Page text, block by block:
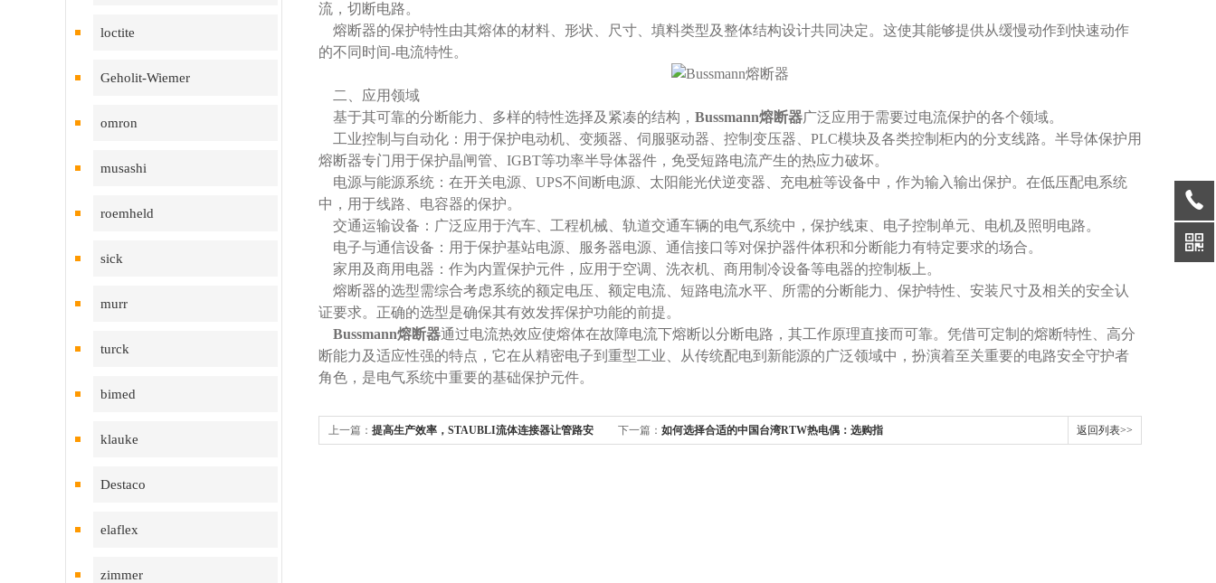
loctite
Geholit-Wiemer
omron
musashi
roemheld
sick
murr
turck
bimed
klauke
Destaco
elaflex
zimmer
流，切断电路。
熔断器的保护特性由其熔体的材料、形状、尺寸、填料类型及整体结构设计共同决定。这使其能够提供从缓慢动作到快速动作
的不同时间-电流特性。
二、应用领域
基于其可靠的分断能力、多样的特性选择及紧凑的结构， Bussmann熔断器广泛应用于需要过电流保护的各个领域。
工业控制与自动化：用于保护电动机、变频器、伺服驱动器、控制变压器、PLC模块及各类控制柜内的分支线路。半导体保护用
熔断器专门用于保护晶闸管、IGBT等功率半导体器件，免受短路电流产生的热应力破坏。
电源与能源系统：在开关电源、UPS不间断电源、太阳能光伏逆变器、充电桩等设备中，作为输入输出保护。在低压配电系统
中，用于线路、电容器的保护。
交通运输设备：广泛应用于汽车、工程机械、轨道交通车辆的电气系统中，保护线束、电子控制单元、电机及照明电路。
电子与通信设备：用于保护基站电源、服务器电源、通信接口等对保护器件体积和分断能力有特定要求的场合。
家用及商用电器：作为内置保护元件，应用于空调、洗衣机、商用制冷设备等电器的控制板上。
熔断器的选型需综合考虑系统的额定电压、额定电流、短路电流水平、所需的分断能力、保护特性、安装尺寸及相关的安全认
证要求。正确的选型是确保其有效发挥保护功能的前提。
Bussmann熔断器通过电流热效应使熔体在故障电流下熔断以分断电路，其工作原理直接而可靠。凭借可定制的熔断特性、高分
断能力及适应性强的特点，它在从精密电子到重型工业、从传统配电到新能源的广泛领域中，扮演着至关重要的电路安全守护者
角色，是电气系统中重要的基础保护元件。
上一篇： 提高生产效率，STAUBLI流体连接器让管路安 下一篇： 如何选择合适的中国台湾RTW热电偶：选购指 返回列表>>